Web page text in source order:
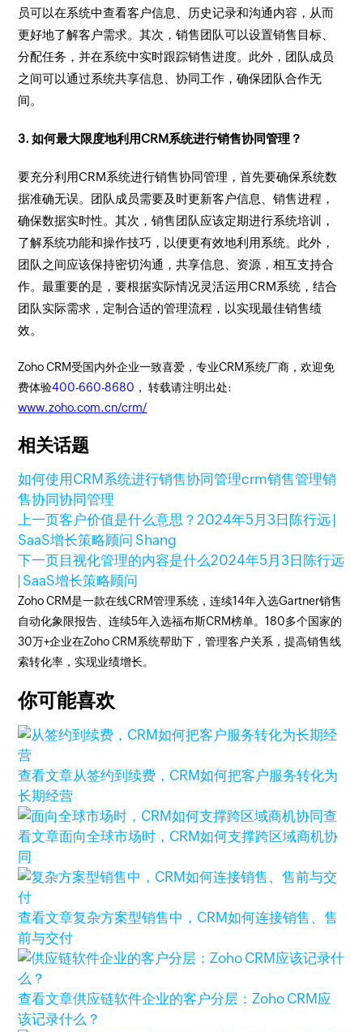
员可以在系统中查看客户信息、历史记录和沟通内容，从而
更好地了解客户需求。其次，销售团队可以设置销售目标、
分配任务，并在系统中实时跟踪销售进度。此外，团队成员
之间可以通过系统共享信息、协同工作，确保团队合作无
间。
3. 如何最大限度地利用CRM系统进行销售协同管理？
要充分利用CRM系统进行销售协同管理，首先要确保系统数
据准确无误。团队成员需要及时更新客户信息、销售进程，
确保数据实时性。其次，销售团队应该定期进行系统培训，
了解系统功能和操作技巧，以便更有效地利用系统。此外，
团队之间应该保持密切沟通，共享信息、资源，相互支持合
作。最重要的是，要根据实际情况灵活运用CRM系统，结合
团队实际需求，定制合适的管理流程，以实现最佳销售绩
效。
Zoho CRM受国内外企业一致喜爱，专业CRM系统厂商，欢迎免
费体验400-660-8680 ， 转载请注明出处:
www.zoho.com.cn/crm/
相关话题
如何使用CRM系统进行销售协同管理crm销售管理销
售协同协同管理
上一页客户价值是什么意思？2024年5月3日 陈行远 |
SaaS增长策略顾问 Shang
下一页目视化管理的内容是什么2024年5月3日 陈行远
| SaaS增长策略顾问
Zoho CRM是一款在线CRM管理系统，连续14年入选Gartner销售
自动化象限报告、连续5年入选福布斯CRM榜单。180多个国家的
30万+企业在Zoho CRM系统帮助下，管理客户关系，提高销售线
索转化率，实现业绩增长。
你可能喜欢
查看文章从签约到续费，CRM如何把客户服务转化为
长期经营
查
看文章面向全球市场时，CRM如何支撑跨区域商机协
同
查看文章复杂方案型销售中，CRM如何连接销售、售
前与交付
查看文章供应链软件企业的客户分层：Zoho CRM应
该记录什么？